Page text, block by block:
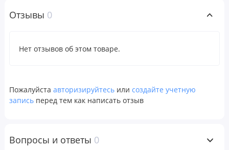
производителями, касающиеся упаковки или списка ингредиентов,
несмотря на то, что иногда упаковка товаров может изменяться, это
никак не влияет на качество и свежесть продуктов. Мы
на информацию, представленную на сайте POLEZNOO.RU.
Обратите внимание, что некоторые из описаний продуктов на
самое ближайшее время.
Отзывы 0
Нет отзывов об этом товаре.
Пожалуйста авторизируйтесь или создайте учетную
запись перед тем как написать отзыв
Вопросы и ответы 0